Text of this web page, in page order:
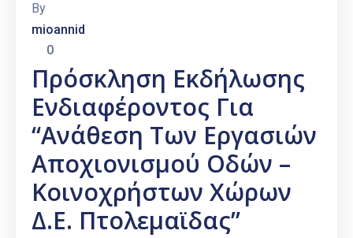
Υπηρεσίες
Του
Δήμου
Προσκλήσεις
Αποφάσεις
Τηλέφωνα
Καιρός
By
mioannid
0
Πρόσκληση Εκδήλωσης
Ενδιαφέροντος Για
“Ανάθεση Των Εργασιών
Αποχιονισμού Οδών –
Κοινοχρήστων Χώρων
Δ.Ε. Πτολεμαϊδας”